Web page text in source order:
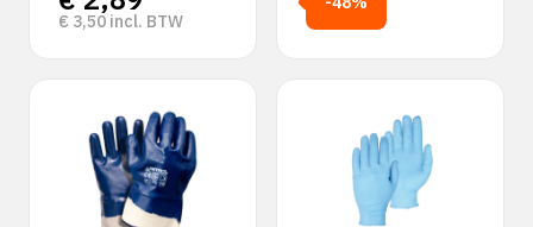
€ 3,50 incl. BTW